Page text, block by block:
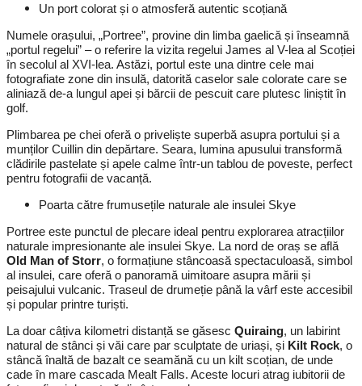
Un port colorat și o atmosferă autentic scoțiană
Numele orașului, „Portree”, provine din limba gaelică și înseamnă
„portul regelui” – o referire la vizita regelui James al V-lea al Scoției
în secolul al XVI-lea. Astăzi, portul este una dintre cele mai
fotografiate zone din insulă, datorită caselor sale colorate care se
aliniază de-a lungul apei și bărcii de pescuit care plutesc liniștit în
golf.
Plimbarea pe chei oferă o priveliște superbă asupra portului și a
munților Cuillin din depărtare. Seara, lumina apusului transformă
clădirile pastelate și apele calme într-un tablou de poveste, perfect
pentru fotografii de vacanță.
Poarta către frumusețile naturale ale insulei Skye
Portree este punctul de plecare ideal pentru explorarea atracțiilor
naturale impresionante ale insulei Skye. La nord de oraș se află
Old Man of Storr, o formațiune stâncoasă spectaculoasă, simbol
al insulei, care oferă o panoramă uimitoare asupra mării și
peisajului vulcanic. Traseul de drumeție până la vârf este accesibil
și popular printre turiști.
La doar câțiva kilometri distanță se găsesc Quiraing, un labirint
natural de stânci și văi care par sculptate de uriași, și Kilt Rock, o
stâncă înaltă de bazalt ce seamănă cu un kilt scoțian, de unde
cade în mare cascada Mealt Falls. Aceste locuri atrag iubitorii de